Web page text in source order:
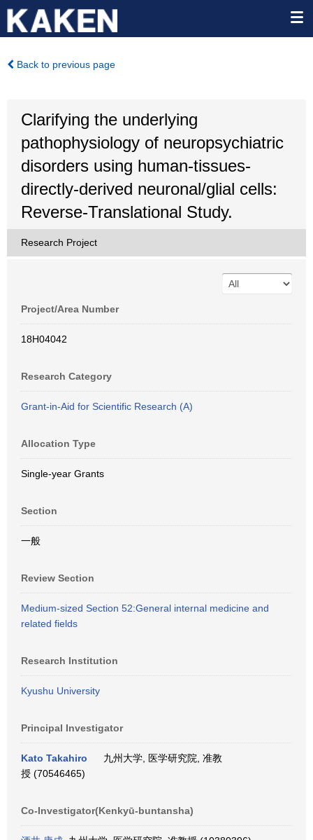
Back to previous page
Clarifying the underlying
pathophysiology of neuropsychiatric
disorders using human-tissues-
directly-derived neuronal/glial cells:
Reverse-Translational Study.
Research Project
Project/Area Number
18H04042
Research Category
Grant-in-Aid for Scientific Research (A)
Allocation Type
Single-year Grants
Section
一般
Review Section
Medium-sized Section 52:General internal medicine and
related fields
Research Institution
Kyushu University
Principal Investigator
Kato Takahiro
九州大学, 医学研究院, 准教
授 (70546465)
Co-Investigator(Kenkyū-buntansha)